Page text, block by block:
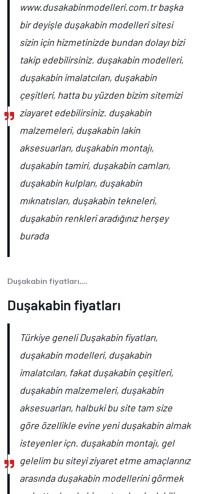
www.dusakabinmodelleri.com.tr başka
bir deyişle duşakabin modelleri sitesi
sizin için hizmetinizde bundan dolayı bizi
takip edebilirsiniz. duşakabin modelleri,
duşakabin imalatcıları, duşakabin
çeşitleri, hatta bu yüzden bizim sitemizi
ziayaret edebilirsiniz. duşakabin
malzemeleri, duşakabin lakin
aksesuarları, duşakabin montajı,
duşakabin tamiri, duşakabin camları,
duşakabin kulpları, duşakabin
mıknatısları, duşakabin tekneleri,
duşakabin renkleri aradığınız herşey
burada
Duşakabin fiyatları….
Duşakabin fiyatları
Türkiye geneli Duşakabin fiyatları,
duşakabin modelleri, duşakabin
imalatcıları, fakat duşakabin çeşitleri,
duşakabin malzemeleri, duşakabin
aksesuarları, halbuki bu site tam size
göre özellikle evine yeni duşakabin almak
isteyenler içn. duşakabin montajı, gel
gelelim bu siteyi ziyaret etme amaçlarınız
arasında duşakabin modellerini görmek